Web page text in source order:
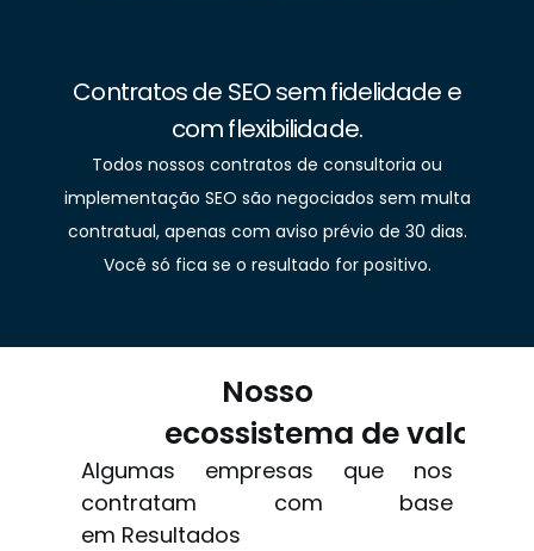
Contratos de SEO sem fidelidade e
com flexibilidade.
Todos nossos contratos de consultoria ou
implementação SEO são negociados sem multa
contratual, apenas com aviso prévio de 30 dias.
Você só fica se o resultado for positivo.
Nosso
ecossistema de valor
Algumas empresas que nos
contratam com base
em Resultados